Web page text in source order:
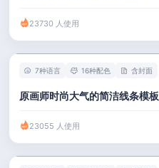
23730 人使用
7种语言 16种配色 含封面
原画师时尚大气的简洁线条模板
23055 人使用